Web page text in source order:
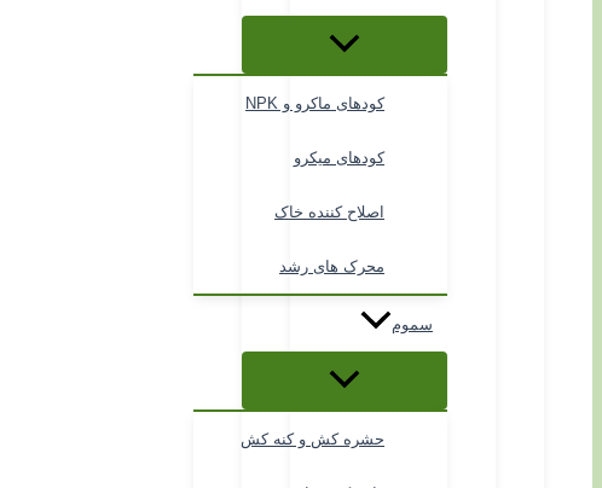
کودهای ماکرو و NPK
کودهای میکرو
اصلاح کننده خاک
محرک های رشد
سموم
حشره کش و کنه کش